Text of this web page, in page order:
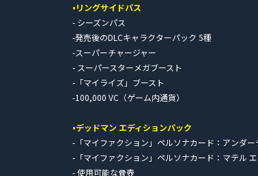
•リングサイドパス
- シーズンパス
-発売後のDLCキャラクターパック 5種
-スーパーチャージャー
- スーパースターメガブースト
-「マイライズ」ブースト
-100,000 VC（ゲーム内通貨）
•デッドマン エディションパック
-「マイファクション」ペルソナカード：アンダー
-「マイファクション」ペルソナカード：マテル
- 使用可能な骨壺